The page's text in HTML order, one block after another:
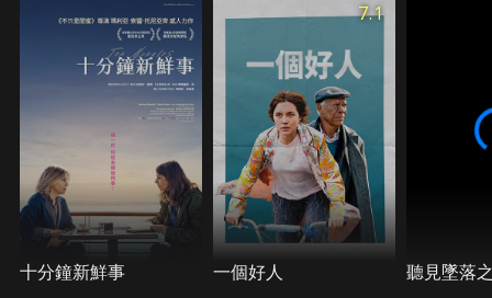
十分鐘新鮮事
7.1
一個好人 聽見墜落